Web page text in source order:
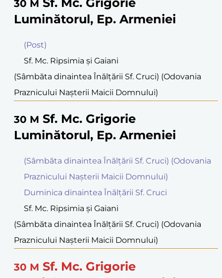
30 M
Luminătorul, Ep. Armeniei
(Post)
Sf. Mc. Ripsimia şi Gaiani
(Sâmbăta dinaintea Înălțării Sf. Cruci) (Odovania
Praznicului Naşterii Maicii Domnului)
30 M Sf. Mc. Grigorie
Luminătorul, Ep. Armeniei
(Sâmbăta dinaintea Înălțării Sf. Cruci) (Odovania
Praznicului Naşterii Maicii Domnului)
Duminica dinaintea Înălțării Sf. Cruci
Sf. Mc. Ripsimia şi Gaiani
(Sâmbăta dinaintea Înălțării Sf. Cruci) (Odovania
Praznicului Naşterii Maicii Domnului)
30 M Sf. Mc. Grigorie